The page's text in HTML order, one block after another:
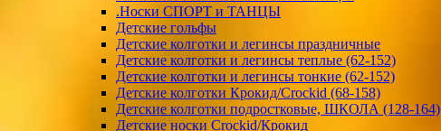
.Носки СПОРТ и ТАНЦЫ
Детские гольфы
Детские колготки и легинсы праздничные
Детские колготки и легинсы теплые (62-152)
Детские колготки и легинсы тонкие (62-152)
Детские колготки Крокид/Crockid (68-158)
Детские колготки подростковые, ШКОЛА (128-164)
Детские носки Crockid/Крокид